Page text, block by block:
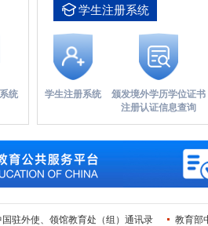
统
学生注册系统
学生注册系统
颁发境外学历学位证书
注册认证信息查询
国驻外使、领馆教育处（组）通讯录
教育部